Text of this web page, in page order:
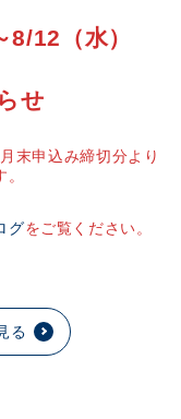
12（水）
せ
末申込み締切分より
グをご覧ください。
る